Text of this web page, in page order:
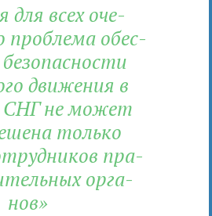
для всех оче­
про­блема обес­
дви­же­ния в
СНГ не может
только
пра­
орга­
нов»